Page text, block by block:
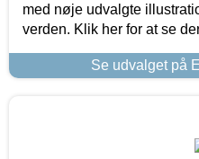
med nøje udvalgte
verden. Klik her for at se
Se udvalget på